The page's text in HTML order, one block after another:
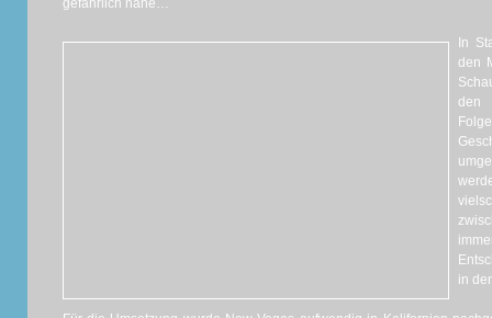
gefährlich nahe…
In
den
den
in